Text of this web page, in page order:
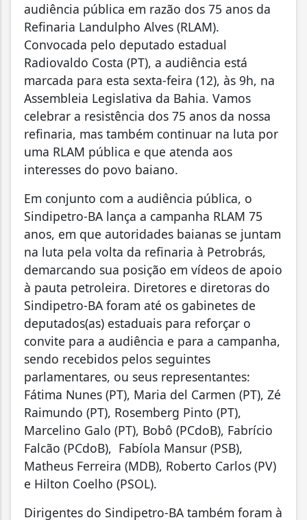
audiência pública em razão dos 75 anos da
Refinaria Landulpho Alves (RLAM).
Convocada pelo deputado estadual
Radiovaldo Costa (PT), a audiência está
marcada para esta sexta-feira (12), às 9h, na
Assembleia Legislativa da Bahia. Vamos
celebrar a resistência dos 75 anos da nossa
refinaria, mas também continuar na luta por
uma RLAM pública e que atenda aos
interesses do povo baiano.
Em conjunto com a audiência pública, o
Sindipetro-BA lança a campanha RLAM 75
anos, em que autoridades baianas se juntam
na luta pela volta da refinaria à Petrobrás,
demarcando sua posição em vídeos de apoio
à pauta petroleira. Diretores e diretoras do
Sindipetro-BA foram até os gabinetes de
deputados(as) estaduais para reforçar o
convite para a audiência e para a campanha,
sendo recebidos pelos seguintes
parlamentares, ou seus representantes:
Fátima Nunes (PT), Maria del Carmen (PT), Zé
Raimundo (PT), Rosemberg Pinto (PT),
Marcelino Galo (PT), Bobô (PCdoB), Fabrício
Falcão (PCdoB), Fabíola Mansur (PSB),
Matheus Ferreira (MDB), Roberto Carlos (PV)
e Hilton Coelho (PSOL).
Dirigentes do Sindipetro-BA também foram à